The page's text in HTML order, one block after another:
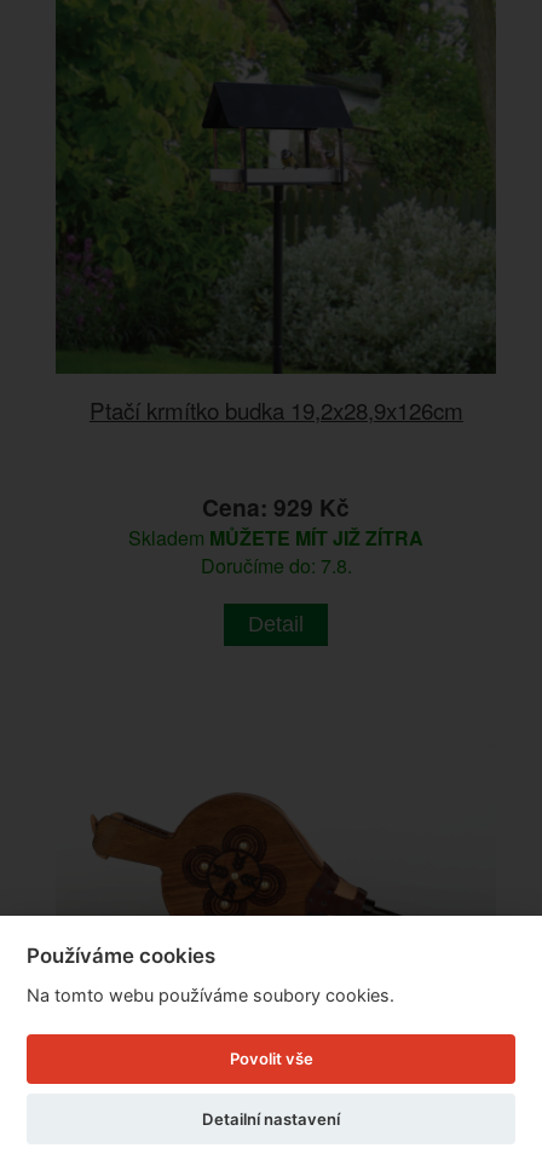
Ptačí krmítko budka 19,2x28,9x126cm
Cena: 929 Kč
Skladem MŮŽETE MÍT JIŽ ZÍTRA
Doručíme do: 7.8.
Detail
Používáme cookies
Na tomto webu používáme soubory cookies.
Povolit vše
Detailní nastavení